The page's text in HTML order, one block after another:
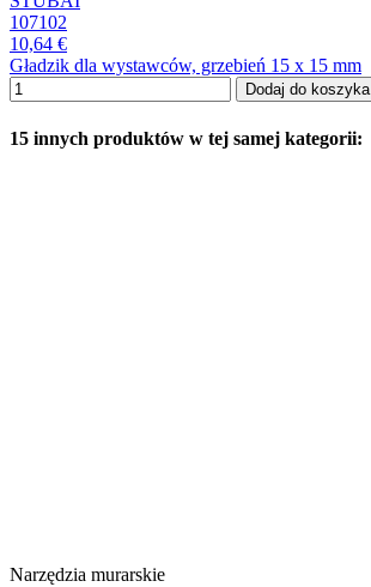
107102
10,64 €
Gładzik dla wystawców, grzebień 15 x 15 mm
Dodaj do koszyka
15 innych produktów w tej samej kategorii:
Narzędzia murarskie